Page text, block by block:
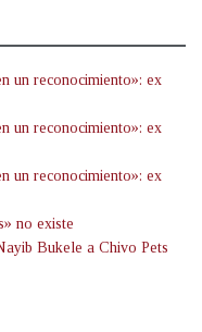
un reconocimiento»: ex
un reconocimiento»: ex
un reconocimiento»: ex
no existe
Bukele a Chivo Pets